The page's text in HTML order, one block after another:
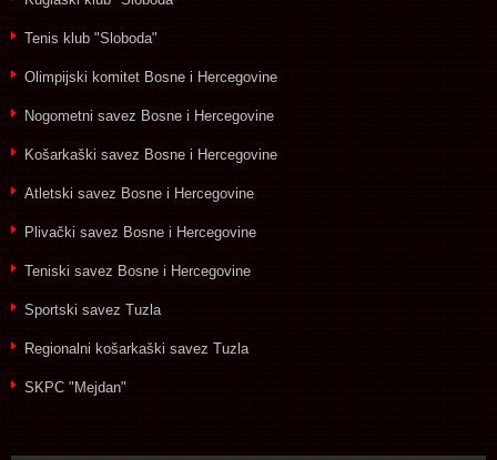
Tenis klub "Sloboda"
Olimpijski komitet Bosne i Hercegovine
Nogometni savez Bosne i Hercegovine
Košarkaški savez Bosne i Hercegovine
Atletski savez Bosne i Hercegovine
Plivački savez Bosne i Hercegovine
Teniski savez Bosne i Hercegovine
Sportski savez Tuzla
Regionalni košarkaški savez Tuzla
SKPC "Mejdan"